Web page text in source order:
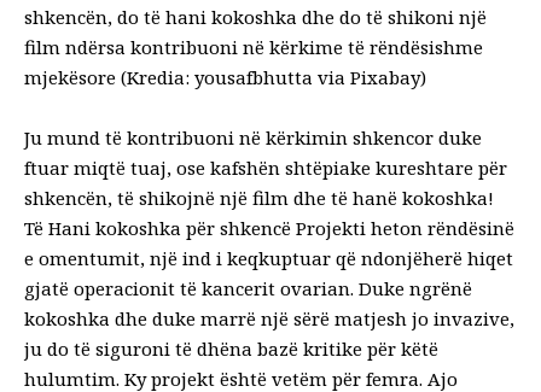
shkencën, do të hani kokoshka dhe do të shikoni një
film ndërsa kontribuoni në kërkime të rëndësishme
mjekësore (Kredia: yousafbhutta via Pixabay)
Ju mund të kontribuoni në kërkimin shkencor duke
ftuar miqtë tuaj, ose kafshën shtëpiake kureshtare për
shkencën, të shikojnë një film dhe të hanë kokoshka!
Të Hani kokoshka për shkencë Projekti heton rëndësinë
e omentumit, një ind i keqkuptuar që ndonjëherë hiqet
gjatë operacionit të kancerit ovarian. Duke ngrënë
kokoshka dhe duke marrë një sërë matjesh jo invazive,
ju do të siguroni të dhëna bazë kritike për këtë
hulumtim. Ky projekt është vetëm për femra. Ajo